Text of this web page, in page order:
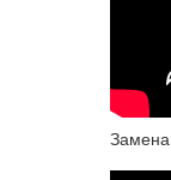
Замена